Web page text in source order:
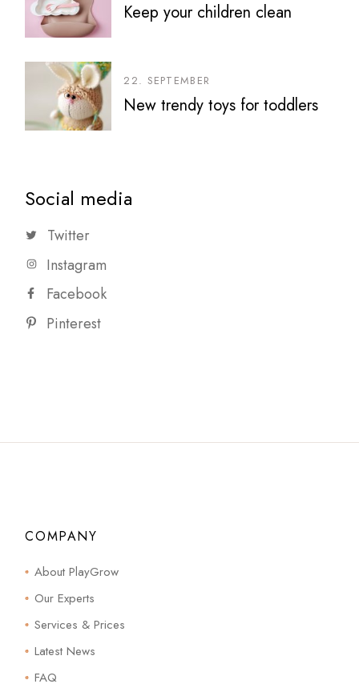
Keep your children clean
22. SEPTEMBER
New trendy toys for toddlers
Social media
Twitter
Instagram
Facebook
Pinterest
COMPANY
About PlayGrow
Our Experts
Services & Prices
Latest News
FAQ